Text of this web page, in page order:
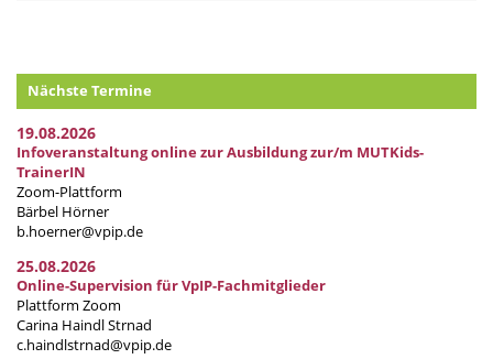
Nächste Termine
19.08.2026
Infoveranstaltung online zur Ausbildung zur/m MUTKids-
TrainerIN
Zoom-Plattform
Bärbel Hörner
b.hoerner@vpip.de
25.08.2026
Online-Supervision für VpIP-Fachmitglieder
Plattform Zoom
Carina Haindl Strnad
c.haindlstrnad@vpip.de